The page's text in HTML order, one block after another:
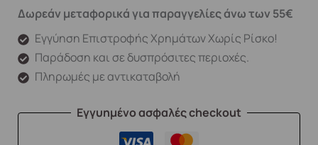
Δωρεάν μεταφορικά για παραγγελίες άνω των 55€
Εγγύηση Επιστροφής Χρημάτων Χωρίς Ρίσκο!
Παράδοση και σε δυσπρόσιτες περιοχές.
Πληρωμές με αντικαταβολή
Εγγυημένο ασφαλές checkout